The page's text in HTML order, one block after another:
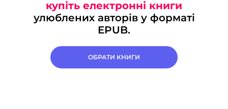
купіть електронні книги
улюблених авторів у форматі
EPUB.
ОБРАТИ КНИГИ